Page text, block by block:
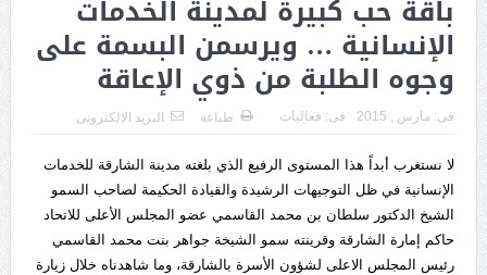
باقة حب كبيرة لمدينة الخدمات
الإنسانية … ويرسمن البسمة على
وجوه الطلبة من ذوي الإعاقة
فى: مارس , 2015 فى: فعاليات طباعة البريد الالكترونى
لا نستغرب أبداً هذا المستوى الرفيع الذي بلغته مدينة الشارقة للخدمات
الإنسانية في ظل التوجيهات الرشيدة والقيادة الحكيمة لصاحب السمو
الشيخ الدكتور سلطان بن محمد القاسمي عضو المجلس الأعلى للاتحاد
حاكم إمارة الشارقة وقرينته سمو الشيخة جواهر بنت محمد القاسمي
رئيس المجلس الاعلى لشؤون الأسرة بالشارقة، وما شاهدناه خلال زيارة